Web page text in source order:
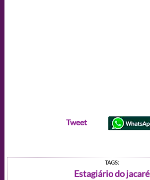
Tweet
TAGS:
Estagiário do jacaré